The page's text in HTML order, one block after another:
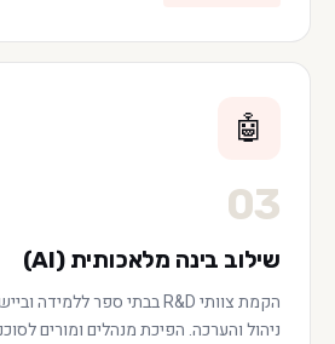
🤖
03
שילוב בינה מלאכותית (AI)
ניהול והערכה. הפיכת מנהלים ומורים